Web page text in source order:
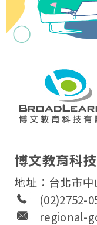
博文教育科
地址：台北市
(02)2752-
regional-